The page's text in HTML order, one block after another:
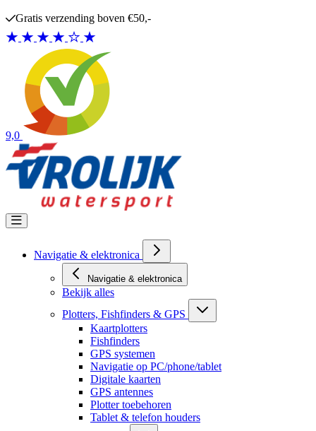
Gratis verzending boven €50,-
9,0
Navigatie & elektronica
Navigatie & elektronica
Bekijk alles
Plotters, Fishfinders & GPS
Kaartplotters
Fishfinders
GPS systemen
Navigatie op PC/phone/tablet
Digitale kaarten
GPS antennes
Plotter toebehoren
Tablet & telefon houders